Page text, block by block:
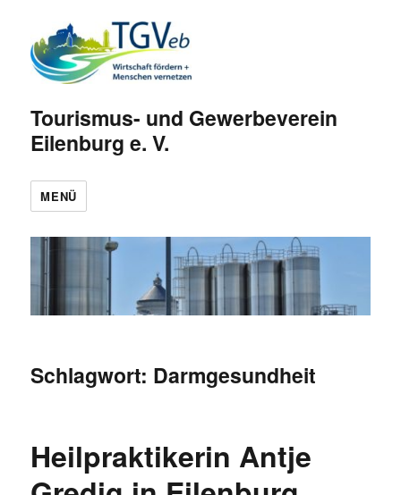
Tourismus- und Gewerbeverein
Eilenburg e. V.
MENÜ
Schlagwort: Darmgesundheit
Heilpraktikerin Antje